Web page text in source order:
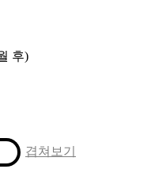
후)
겹쳐보기